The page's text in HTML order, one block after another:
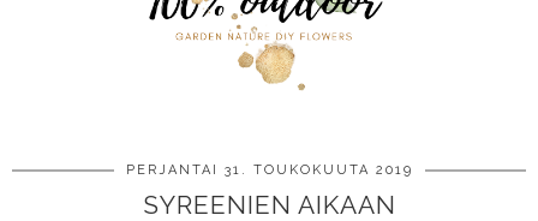
PERJANTAI 31. TOUKOKUUTA 2019
SYREENIEN AIKAAN